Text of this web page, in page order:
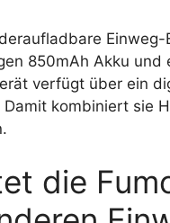
850mAh Akku und
verfügt über ein
kombiniert sie
die